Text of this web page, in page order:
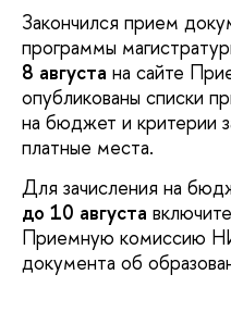
Закончился прием
программы
8 августа на сайте
опубликованы списки
на бюджет и критерии
платные места.
Для зачисления на
до 10 августа
Приемную комиссию
документа об